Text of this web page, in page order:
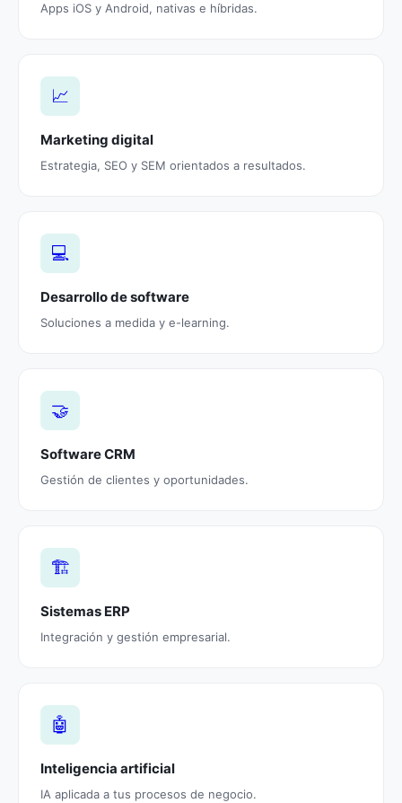
Apps iOS y Android, nativas e híbridas.
📈
Marketing digital
Estrategia, SEO y SEM orientados a resultados.
💻
Desarrollo de software
Soluciones a medida y e-learning.
🤝
Software CRM
Gestión de clientes y oportunidades.
🏗️
Sistemas ERP
Integración y gestión empresarial.
🤖
Inteligencia artificial
IA aplicada a tus procesos de negocio.